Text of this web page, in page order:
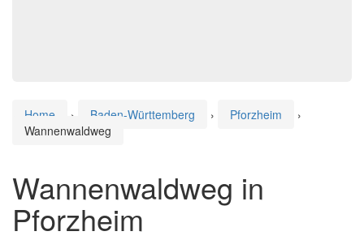
Home › Baden-Württemberg › Pforzheim
›
Wannenwaldweg
Wannenwaldweg in
Pforzheim